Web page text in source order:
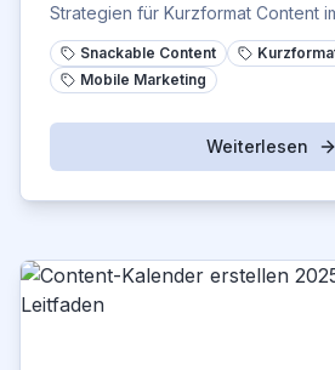
Strategien für Kurzformat Content
Snackable Content
Mobile Marketing
Weiterlesen